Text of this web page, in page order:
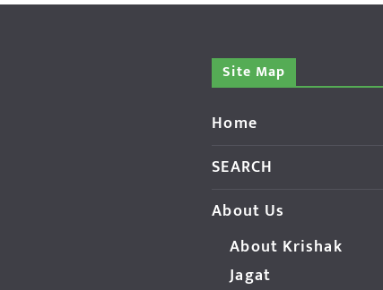
Site Map
Home
SEARCH
About Us
About Krishak
Jagat